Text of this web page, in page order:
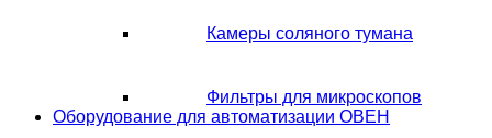
Камеры соляного тумана
Фильтры для микроскопов
Оборудование для автоматизации ОВЕН